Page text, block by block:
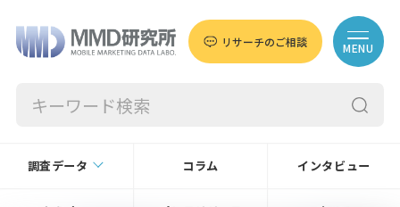
リサーチのご相談 MENU
調査データ コラム インタビュー